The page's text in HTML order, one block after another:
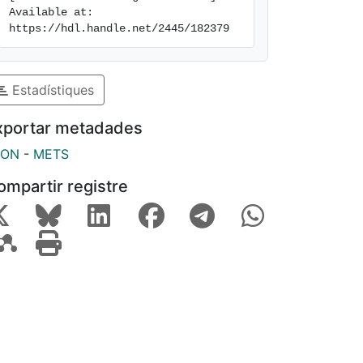
Available at:
https://hdl.handle.net/2445/182379
Estadístiques
metadades
- METS
registre